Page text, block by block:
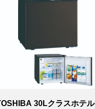
30Lクラスホテル